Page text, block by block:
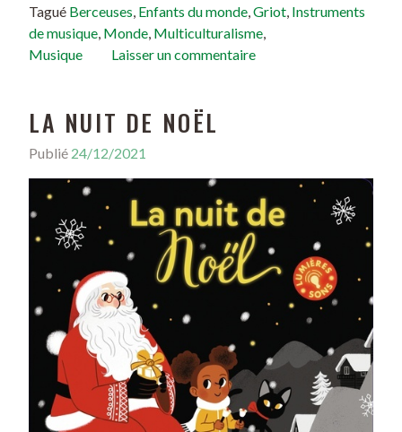
Tagué Berceuses Enfants du monde Griot Instruments
de musique Monde Multiculturalisme
Musique
Laisser un commentaire
LA NUIT DE NOËL
Publié 24/12/2021